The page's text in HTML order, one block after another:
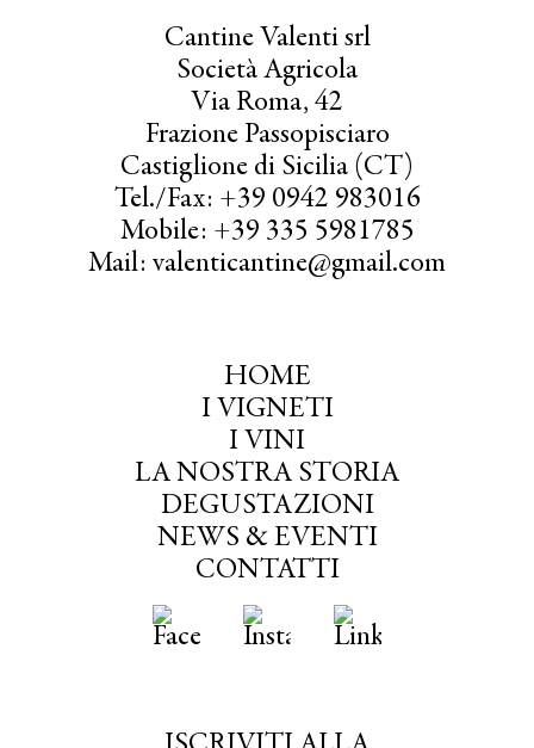
Cantine Valenti srl
Società Agricola
Via Roma, 42
Frazione Passopisciaro
Castiglione di Sicilia (CT)
Tel./Fax: +39 0942 983016
Mobile: +39 335 5981785
Mail: valenticantine@gmail.com
HOME
I VIGNETI
I VINI
LA NOSTRA STORIA
DEGUSTAZIONI
NEWS & EVENTI
CONTATTI